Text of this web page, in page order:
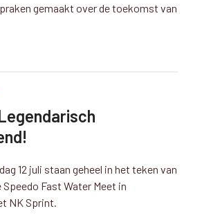
gemaakt over de toekomst van
12 juli staan geheel in het teken van
Fast Water Meet in
NK Sprint.